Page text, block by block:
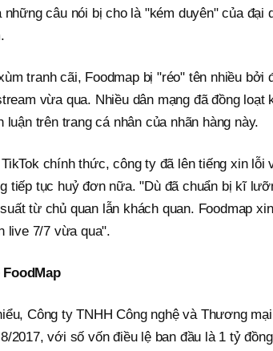
những câu nói bị cho là "kém duyên" của đại
tranh cãi, Foodmap bị "réo" tên nhiều bởi
vừa qua. Nhiều dân mạng đã đồng
luận trên trang cá nhân của nhãn hàng này.
chính thức, công ty đã lên tiếng xin
tiếp tục huỷ đơn nữa. "Dù đã chuẩn bị kĩ
từ chủ quan lẫn khách quan. Foodmap
live 7/7 vừa qua".
FoodMap
Công ty TNHH Công nghệ và Thương
2017, với số vốn điều lệ ban đầu là 1 tỷ